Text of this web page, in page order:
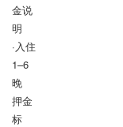
金说
明
·入住
1–6
晚
押金
标